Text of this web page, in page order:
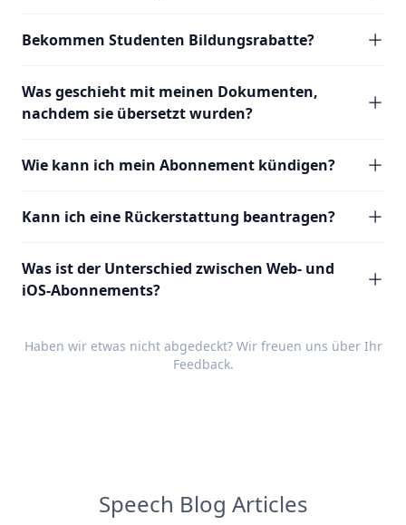
Bekommen Studenten Bildungsrabatte?
Was geschieht mit meinen Dokumenten,
nachdem sie übersetzt wurden?
Wie kann ich mein Abonnement kündigen?
Kann ich eine Rückerstattung beantragen?
Was ist der Unterschied zwischen Web- und
iOS-Abonnements?
Haben wir etwas nicht abgedeckt? Wir freuen uns über Ihr
Feedback.
Speech Blog Articles